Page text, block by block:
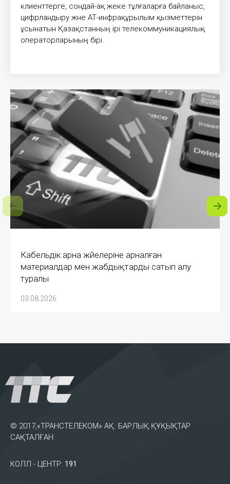
клиенттерге, сондай-ақ жеке тұлғаларға байланыс,
цифрландыру және АТ-инфрақұрылым қызметтерін
ұсынатын Қазақстанның ірі телекоммуникациялық
операторларының бірі.
Кабельдік арна жүйелеріне арналған
материалдар мен жабдықтарды сатып алу
туралы
03.08.2026
© 2017,«ТРАНСТЕЛЕКОМ» АҚ. БАРЛЫҚ ҚҰҚЫҚТАР
САҚТАЛҒАН
КОЛЛ - ЦЕНТР: 191